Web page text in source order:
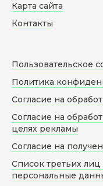
Карта сайта
Контакты
Пользовательское
Политика
Согласие на
Согласие на
целях рекламы
Согласие на
Список третьих
персональные